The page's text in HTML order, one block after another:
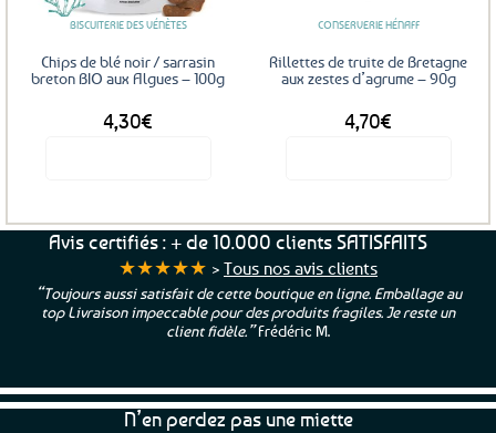
BISCUITERIE DES VÉNÈTES
Chips de blé noir / sarrasin
breton BIO aux Algues – 100g
4,30€
CONSERVERIE HÉNAFF
Rillettes de truite de Bretagne
aux zestes d’agrume – 90g
4,70€
Avis certifiés : + de 10.000 clients SATISFAITS
★★★★★ > Tous nos avis clients
“Une boutique que je recommande pour leur sérieux, des
et beaux produits et une équipe à l’écoute :-)”Patricia M.
N’en perdez pas une miette